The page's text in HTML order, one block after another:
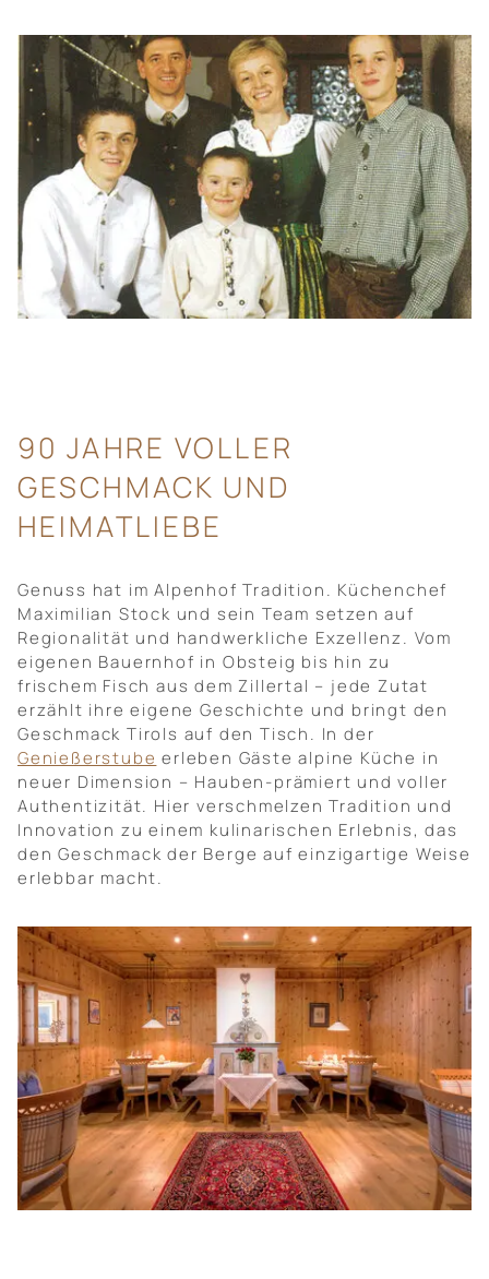
90 JAHRE VOLLER
GESCHMACK UND
HEIMATLIEBE
Genuss hat im Alpenhof Tradition. Küchenchef
Maximilian Stock und sein Team setzen auf
Regionalität und handwerkliche Exzellenz. Vom
eigenen Bauernhof in Obsteig bis hin zu
frischem Fisch aus dem Zillertal – jede Zutat
erzählt ihre eigene Geschichte und bringt den
Geschmack Tirols auf den Tisch. In der
Genießerstube erleben Gäste alpine Küche in
neuer Dimension – Hauben-prämiert und voller
Authentizität. Hier verschmelzen Tradition und
Innovation zu einem kulinarischen Erlebnis, das
den Geschmack der Berge auf einzigartige Weise
erlebbar macht.